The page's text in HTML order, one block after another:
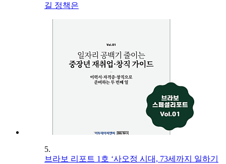
길 정책은
5.
브라보 리포트 1호 ‘사오정 시대, 73세까지 일하기